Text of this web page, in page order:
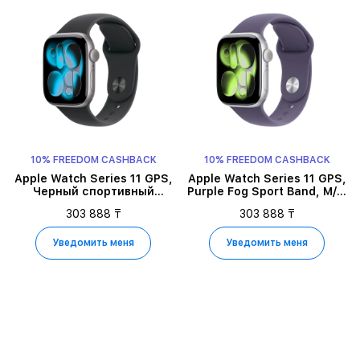
10% FREEDOM CASHBACK
Apple Watch Series 11 GPS,
Черный спортивный
Space Grey Aluminium
303 888 ₸
Уведомить меня
10% FREEDOM CASHBACK
Apple Watch Series 11 GPS,
Purple Fog Sport Band, M/L,
303 888 ₸
Уведомить меня